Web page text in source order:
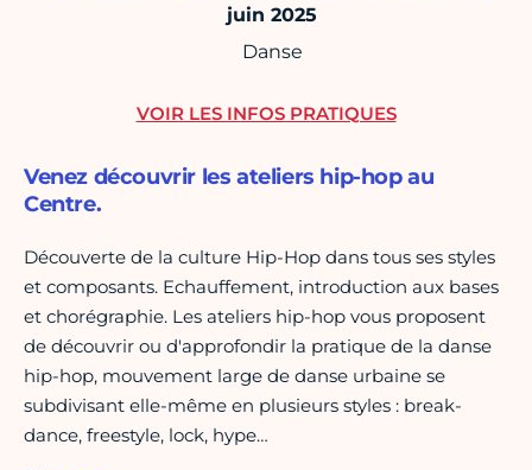
juin 2025
Danse
Venez découvrir les ateliers hip-hop au
Centre.
Découverte de la culture Hip-Hop dans tous ses styles
et composants. Echauffement, introduction aux bases
et chorégraphie. Les ateliers hip-hop vous proposent
de découvrir ou d'approfondir la pratique de la danse
hip-hop, mouvement large de danse urbaine se
subdivisant elle-même en plusieurs styles : break-
dance, freestyle, lock, hype…
VOIR LES INFOS PRATIQUES